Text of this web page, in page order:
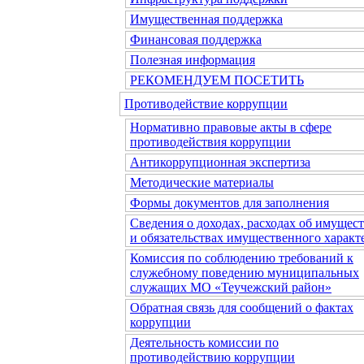
Имущественная поддержка
Финансовая поддержка
Полезная информация
РЕКОМЕНДУЕМ ПОСЕТИТЬ
Противодействие коррупции
Нормативно правовые акты в сфере
противодействия коррупции
Антикоррупционная экспертиза
Методические материалы
Формы документов для заполнения
Сведения о доходах, расходах об
и обязательствах имущественного
Комиссия по соблюдению требований к
служебному поведению муниципальных
служащих МО «Теучежский район»
Обратная связь для сообщений о фактах
коррупции
Деятельность комиссии по
противодействию коррупции